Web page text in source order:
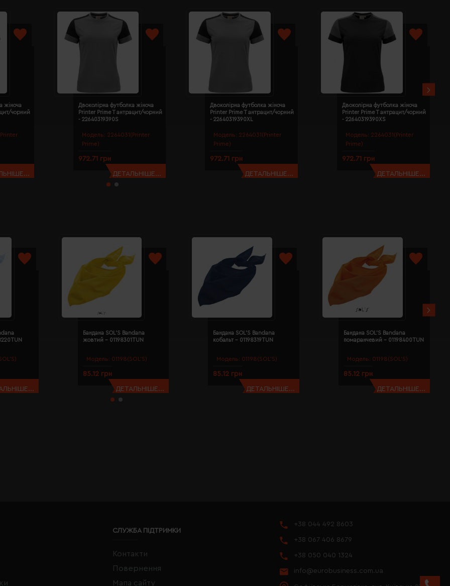
жіноча
чорний
Модель: 2264031(Printer
Prime)
Двоколірна футболка жіноча
Printer Prime T антрацит/чорний
- 22640319390S
972.71 грн
ДЕТАЛЬНІШЕ...
Модель: 2264031(Printer
Prime)
Двоколірна футболка жіноча
Printer Prime T антрацит/чорний
- 22640319390XL
972.71 грн
ДЕТАЛЬНІШЕ...
Модель: 2264031(Printer
Prime)
Двоколірна футболка жіноча
Printer Prime T антрацит/чорний
- 22640319390XS
972.71 грн
ДЕТАЛЬНІШЕ...
Модель: 01198(SOL’S)
Бандана SOL'S Bandana
жовтий - 01198301TUN
85.12 грн
ДЕТАЛЬНІШЕ...
Модель: 01198(SOL’S)
Бандана SOL'S Bandana
кобальт - 01198319TUN
85.12 грн
ДЕТАЛЬНІШЕ...
Модель: 01198(SOL’S)
Бандана SOL'S Bandana
помаранчевий - 01198400TUN
85.12 грн
ДЕТАЛЬНІШЕ...
СЛУЖБА ПІДТРИМКИ
Контакти
Повернення
Мапа сайту
+38 044 492 8603
+38 067 406 8679
+38 050 040 1324
info@eurobusiness.com.ua